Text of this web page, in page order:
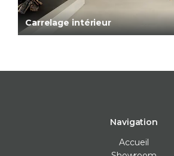
Carrelage intérieur
Navigation
Accueil